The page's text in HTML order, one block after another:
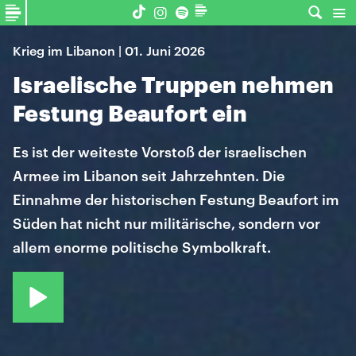
Krieg im Libanon | 01. Juni 2026
Israelische Truppen nehmen
Festung Beaufort ein
Es ist der weiteste Vorstoß der israelischen
Armee im Libanon seit Jahrzehnten. Die
Einnahme der historischen Festung Beaufort im
Süden hat nicht nur militärische, sondern vor
allem enorme politische Symbolkraft.